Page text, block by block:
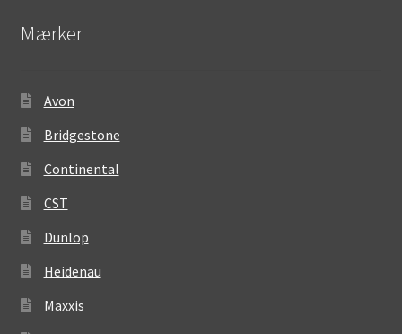
Mærker
Avon
Bridgestone
Continental
CST
Dunlop
Heidenau
Maxxis